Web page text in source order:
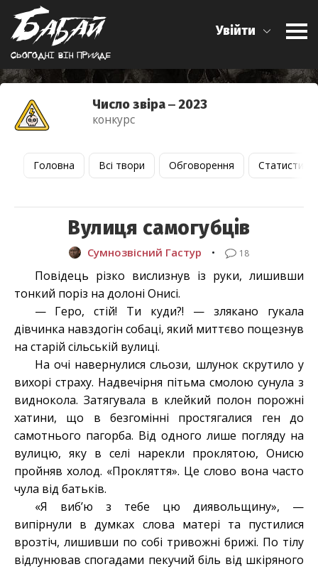
Сьогоднi вiн прийде
Увійти
Число звіра ‒ 2023
конкурс
Головна Всі твори Обговорення Статистика
Вулиця самогубців
Сумнозвісний Гастур • 18
Повідець різко вислизнув із руки, лишивши
тонкий поріз на долоні Онисі.
— Геро, стій! Ти куди?! — злякано гукала
дівчинка навздогін собаці, який миттєво пощезнув
на старій сільській вулиці.
На очі навернулися сльози, шлунок скрутило у
вихорі страху. Надвечірня пітьма смолою сунула з
виднокола. Затягувала в клейкий полон порожні
хатини, що в безгомінні простягалися ген до
самотнього пагорба. Від одного лише погляду на
вулицю, яку в селі нарекли проклятою, Онисю
пройняв холод. «Прокляття». Це слово вона часто
чула від батьків.
«Я виб’ю з тебе цю диявольщину», —
випірнули в думках слова матері та пустилися
врозтіч, лишивши по собі тривожні брижі. По тілу
відлунював спогадами пекучий біль від шкіряного